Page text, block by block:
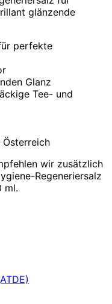
glänzende
perfekte
Glanz
Tee- und
wir zusätzlich
Regeneriersalz
ml.